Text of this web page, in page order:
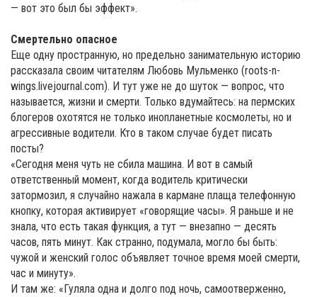
— вот это был бы эффект».
Смертельно опасное
Еще одну пространную, но предельно занимательную историю
рассказала своим читателям Любовь Мульменко (roots-n-
wings.livejournal.com). И тут уже не до шуток — вопрос, что
называется, жизни и смерти. Только вдумайтесь: на пермских
блогеров охотятся не только инопланетные космолеты, но и
агрессивные водители. Кто в таком случае будет писать
посты?
«Сегодня меня чуть не сбила машина. И вот в самый
ответственный момент, когда водитель критически
затормозил, я случайно нажала в кармане плаща телефонную
кнопку, которая активирует «говорящие часы». Я раньше и не
знала, что есть такая функция, а тут — внезапно — десять
часов, пять минут. Как странно, подумала, могло бы быть:
чужой и женский голос объявляет точное время моей смерти,
час и минуту».
И там же: «Гуляла одна и долго под ночь, самоотверженно,